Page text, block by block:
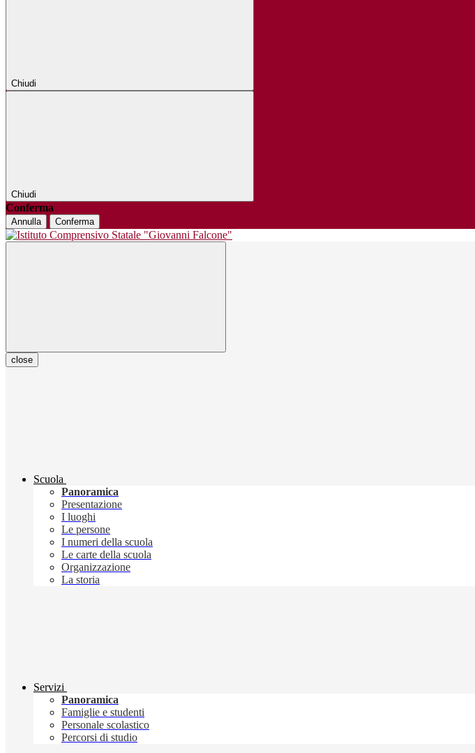
Chiudi
Chiudi
Conferma
Annulla Conferma
close
Scuola
Panoramica
Presentazione
I luoghi
Le persone
I numeri della scuola
Le carte della scuola
Organizzazione
La storia
Servizi
Panoramica
Famiglie e studenti
Personale scolastico
Percorsi di studio